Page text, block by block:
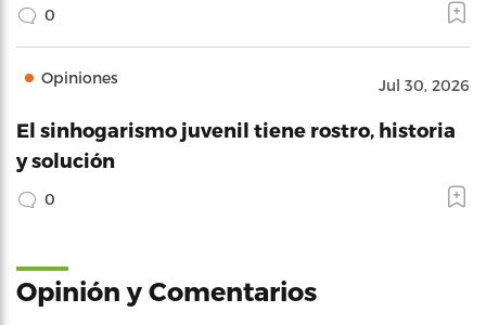
0
Opiniones Jul 30, 2026
El sinhogarismo juvenil tiene rostro, historia
y solución
0
Opinión y Comentarios